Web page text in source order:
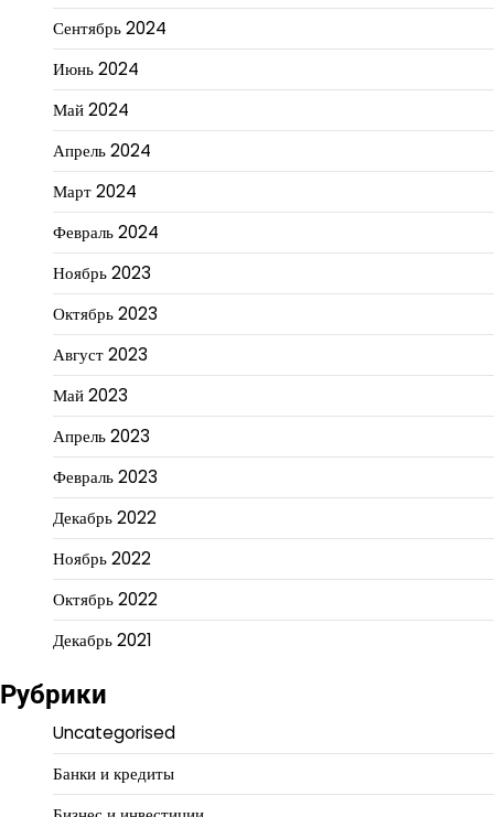
Сентябрь 2024
Июнь 2024
Май 2024
Апрель 2024
Март 2024
Февраль 2024
Ноябрь 2023
Октябрь 2023
Август 2023
Май 2023
Апрель 2023
Февраль 2023
Декабрь 2022
Ноябрь 2022
Октябрь 2022
Декабрь 2021
Рубрики
Uncategorised
Банки и кредиты